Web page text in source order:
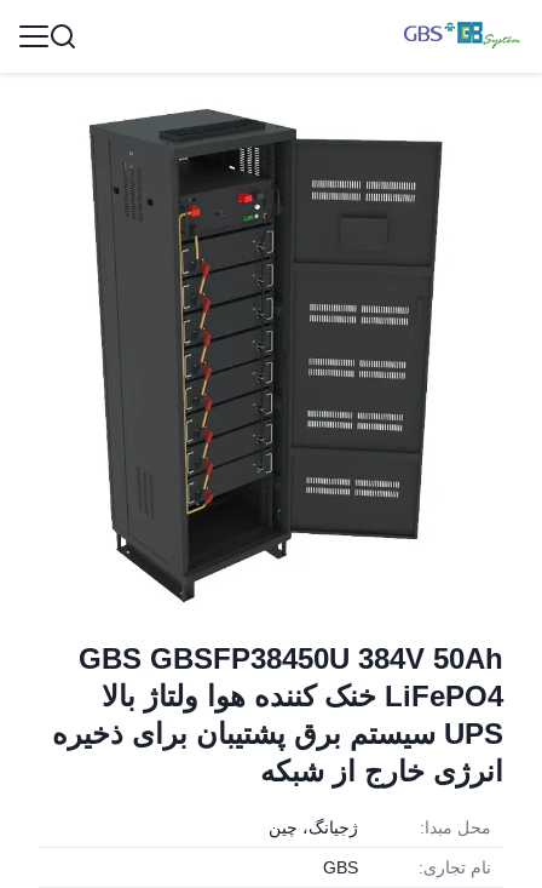
GBS GBSFP38450U 384V 50Ah
LiFePO4 خنک کننده هوا ولتاژ بالا
UPS سیستم برق پشتیبان برای ذخیره
انرژی خارج از شبکه
محل مبدا: ژجیانگ، چین
نام تجاری: GBS